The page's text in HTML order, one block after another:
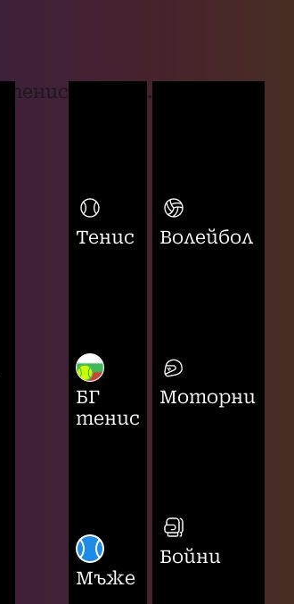
тенис
Тенис
БГ
тенис
Мъже
...
Волейбол
Моторни
Бойни